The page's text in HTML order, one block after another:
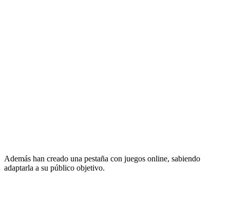
Además han creado una pestaña con juegos online, sabiendo
adaptarla a su público objetivo.